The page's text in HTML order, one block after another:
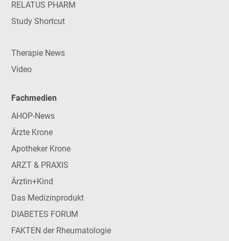
RELATUS PHARM
Study Shortcut
Therapie News
Video
Fachmedien
AHOP-News
Ärzte Krone
Apotheker Krone
ARZT & PRAXIS
Ärztin+Kind
Das Medizinprodukt
DIABETES FORUM
FAKTEN der Rheumatologie